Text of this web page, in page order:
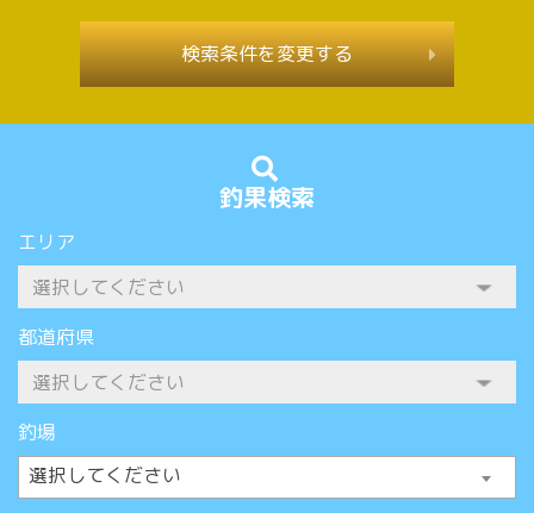
釣果検索
エリア
都道府県
釣場
選択してください
検索条件を変更する